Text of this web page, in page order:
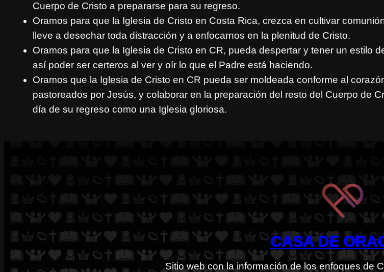
Cuerpo de Cristo a prepararse para su regreso.
Oramos para que la Iglesia de Cristo en Costa Rica, crezca en cultivar
lleve a desechar toda distracción y a enfocarnos en la plenitud de Cristo.
Oramos para que la Iglesia de Cristo en CR, pueda despertar y tener un estilo
así poder ser certeros al ver y oír lo que el Padre está haciendo.
Oramos que la Iglesia de Cristo en CR pueda ser moldeada conforme al
pastoreados por Jesús, y colaborar en la preparación del resto del Cuerpo de
día de su regreso como una Iglesia gloriosa.
CASA DE
Sitio web con la información de los enfoques de